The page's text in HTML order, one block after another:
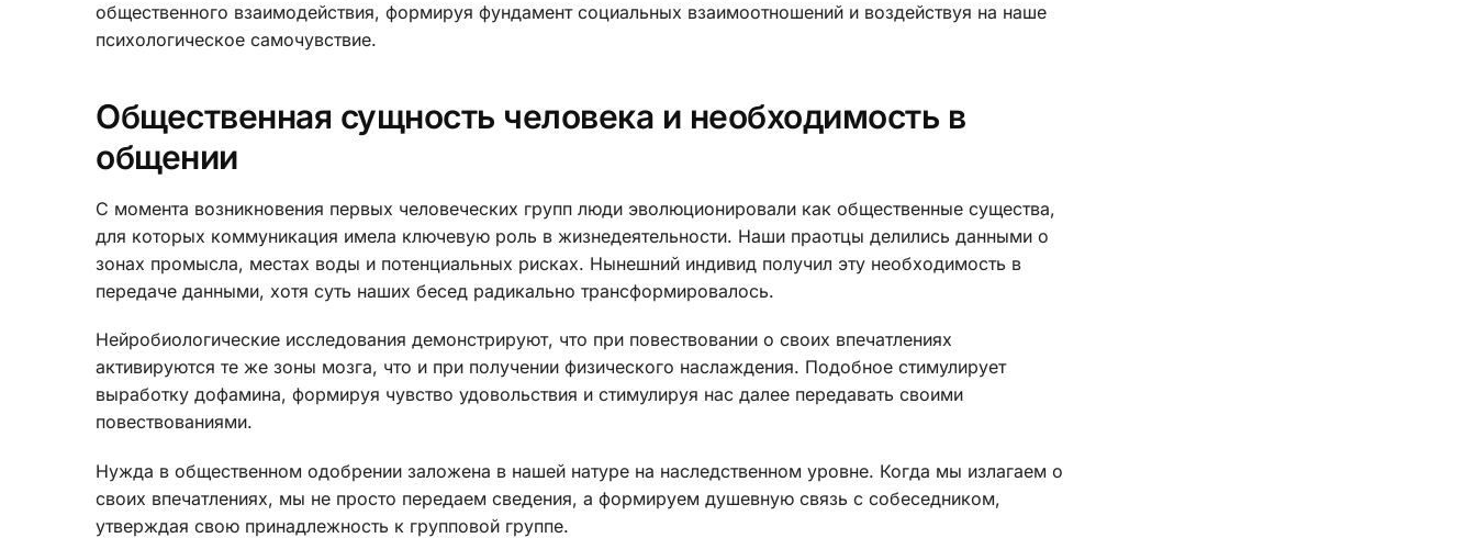
общественного взаимодействия, формируя фундамент социальных взаимоотношений и воздействуя на наше
психологическое самочувствие.
Общественная сущность человека и необходимость в
общении
С момента возникновения первых человеческих групп люди эволюционировали как общественные существа,
для которых коммуникация имела ключевую роль в жизнедеятельности. Наши праотцы делились данными о
зонах промысла, местах воды и потенциальных рисках. Нынешний индивид получил эту необходимость в
передаче данными, хотя суть наших бесед радикально трансформировалось.
Нейробиологические исследования демонстрируют, что при повествовании о своих впечатлениях
активируются те же зоны мозга, что и при получении физического наслаждения. Подобное стимулирует
выработку дофамина, формируя чувство удовольствия и стимулируя нас далее передавать своими
повествованиями.
Нужда в общественном одобрении заложена в нашей натуре на наследственном уровне. Когда мы излагаем о
своих впечатлениях, мы не просто передаем сведения, а формируем душевную связь с собеседником,
утверждая свою принадлежность к групповой группе.